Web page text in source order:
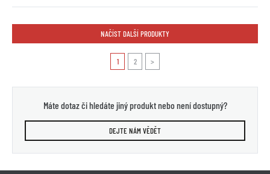
NAČÍST DALŠÍ PRODUKTY
1 2 >
Máte dotaz či hledáte jiný produkt nebo není dostupný?
DEJTE NÁM VĚDĚT